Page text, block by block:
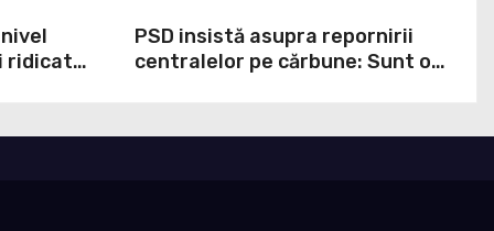
ridicat
că
PSD insistă asupra repornirii
centralelor pe cărbune: Sunt o